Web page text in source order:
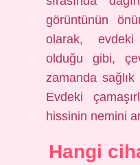
görüntünün
olarak,
olduğu gibi,
zamanda sağlık
Evdeki
hissinin nemini
Hangi